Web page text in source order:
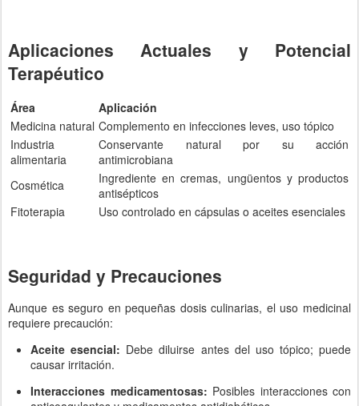
Aplicaciones Actuales y Potencial
Terapéutico
Área
Aplicación
Medicina natural Complemento en infecciones leves, uso tópico
Industria
alimentaria
Conservante natural por su acción
antimicrobiana
Cosmética
Ingrediente en cremas, ungüentos y productos
antisépticos
Fitoterapia
Uso controlado en cápsulas o aceites esenciales
Seguridad y Precauciones
Aunque es seguro en pequeñas dosis culinarias, el uso medicinal
requiere precaución:
Aceite esencial: Debe diluirse antes del uso tópico; puede
causar irritación.
Interacciones medicamentosas: Posibles interacciones con